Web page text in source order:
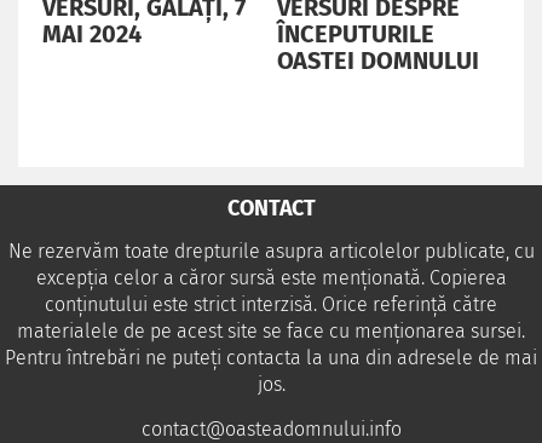
VERSURI, GALAȚI, 7
MAI 2024
VERSURI DESPRE
ÎNCEPUTURILE
OASTEI DOMNULUI
CONTACT
Ne rezervăm toate drepturile asupra articolelor publicate, cu
excepția celor a căror sursă este menționată. Copierea
conținutului este strict interzisă. Orice referință către
materialele de pe acest site se face cu menționarea sursei.
Pentru întrebări ne puteţi contacta la una din adresele de mai
jos.
contact@oasteadomnului.info